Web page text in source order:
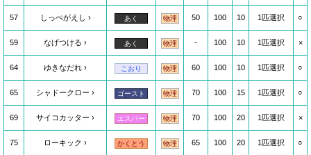
57 しっぺがえし あく 物理 50 100 10 1匹選択 ○
59 なげつける あく 物理 - 100 10 1匹選択 ×
64 ゆきなだれ こおり 物理 60 100 10 1匹選択 ○
65 シャドークロー ゴースト 物理 70 100 15 1匹選択 ○
69 サイコカッター エスパー 物理 70 100 20 1匹選択 ×
75 ローキック かくとう 物理 65 100 20 1匹選択 ○